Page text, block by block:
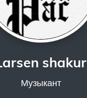
shakur
Музыкант